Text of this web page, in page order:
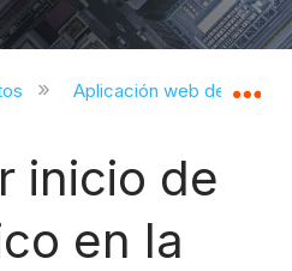
jerarquía global
Aplicación web de
inicio de
en la